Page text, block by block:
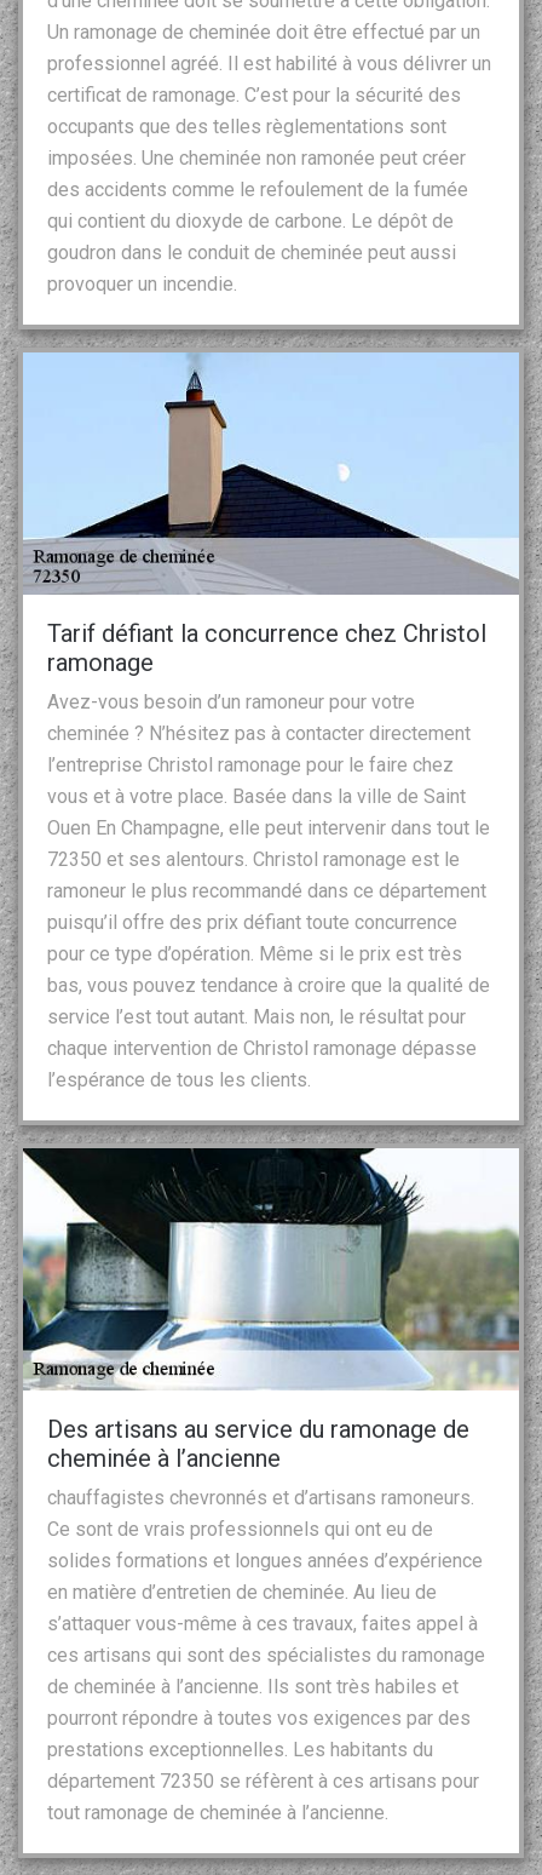
Un ramonage de cheminée doit être effectué par un
professionnel agréé. Il est habilité à vous délivrer un
certificat de ramonage. C’est pour la sécurité des
occupants que des telles règlementations sont
imposées. Une cheminée non ramonée peut créer
des accidents comme le refoulement de la fumée
qui contient du dioxyde de carbone. Le dépôt de
goudron dans le conduit de cheminée peut aussi
provoquer un incendie.
Tarif défiant la concurrence chez Christol
ramonage
Avez-vous besoin d’un ramoneur pour votre
cheminée ? N’hésitez pas à contacter directement
l’entreprise Christol ramonage pour le faire chez
vous et à votre place. Basée dans la ville de Saint
Ouen En Champagne, elle peut intervenir dans tout le
72350 et ses alentours. Christol ramonage est le
ramoneur le plus recommandé dans ce département
puisqu’il offre des prix défiant toute concurrence
pour ce type d’opération. Même si le prix est très
bas, vous pouvez tendance à croire que la qualité de
service l’est tout autant. Mais non, le résultat pour
chaque intervention de Christol ramonage dépasse
l’espérance de tous les clients.
Des artisans au service du ramonage de
cheminée à l’ancienne
chauffagistes chevronnés et d’artisans ramoneurs.
Ce sont de vrais professionnels qui ont eu de
solides formations et longues années d’expérience
en matière d’entretien de cheminée. Au lieu de
s’attaquer vous-même à ces travaux, faites appel à
ces artisans qui sont des spécialistes du ramonage
de cheminée à l’ancienne. Ils sont très habiles et
pourront répondre à toutes vos exigences par des
prestations exceptionnelles. Les habitants du
département 72350 se réfèrent à ces artisans pour
tout ramonage de cheminée à l’ancienne.